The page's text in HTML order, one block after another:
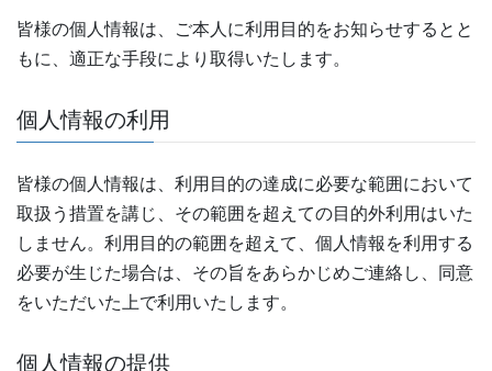
皆様の個人情報は、ご本人に利用目的をお知らせするとと
もに、適正な手段により取得いたします。
個人情報の利用
皆様の個人情報は、利用目的の達成に必要な範囲において
取扱う措置を講じ、その範囲を超えての目的外利用はいた
しません。利用目的の範囲を超えて、個人情報を利用する
必要が生じた場合は、その旨をあらかじめご連絡し、同意
をいただいた上で利用いたします。
個人情報の提供